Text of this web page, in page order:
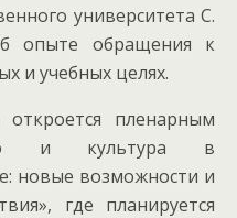
университета С.
опыте обращения к
и учебных целях.
пленарным
и культура в
новые возможности и
где планируется